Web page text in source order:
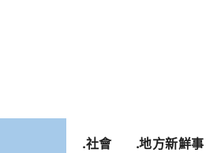
.社會 .地方新鮮事